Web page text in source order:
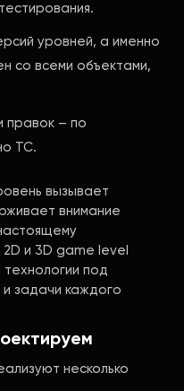
уровней, а именно
со всеми объектами,
правок – по
ТС.
вызывает
внимание
и 3D game level
технологии под
задачи каждого
несколько